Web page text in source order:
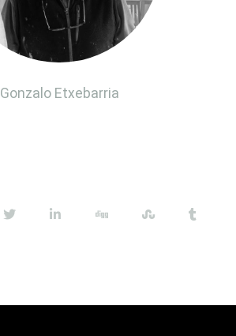
Gonzalo Etxebarria